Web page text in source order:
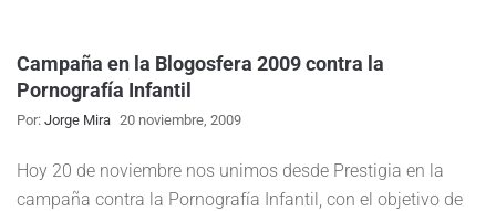
Campaña en la Blogosfera 2009 contra la
Pornografía Infantil
Por: Jorge Mira 20 noviembre, 2009
Hoy 20 de noviembre nos unimos desde Prestigia en la
campaña contra la Pornografía Infantil, con el objetivo de